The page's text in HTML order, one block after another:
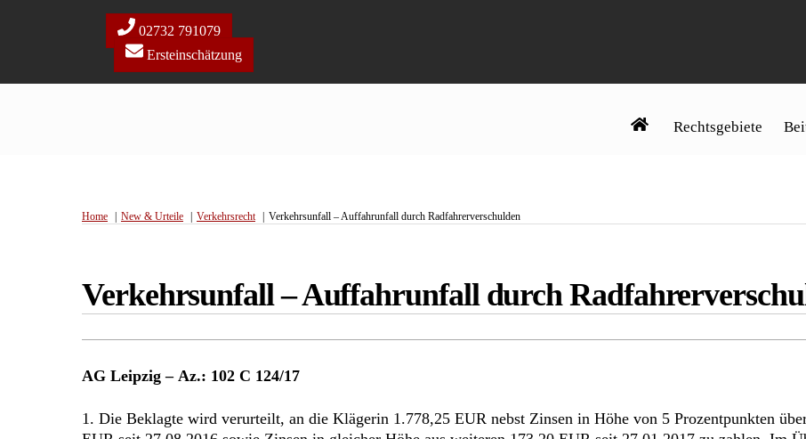
02732 791079
Ersteinschätzung
Rechtsgebiete
Home New & Urteile Verkehrsrecht Verkehrsunfall – Auffahrunfall durch Radfahrerverschulden
Verkehrsunfall – Auffahrunfall durch
AG Leipzig – Az.: 102 C 124/17
1. Die Beklagte wird verurteilt, an die Klägerin 1.778,25 EUR nebst Zinsen in Höhe von 5 Prozentpunkten